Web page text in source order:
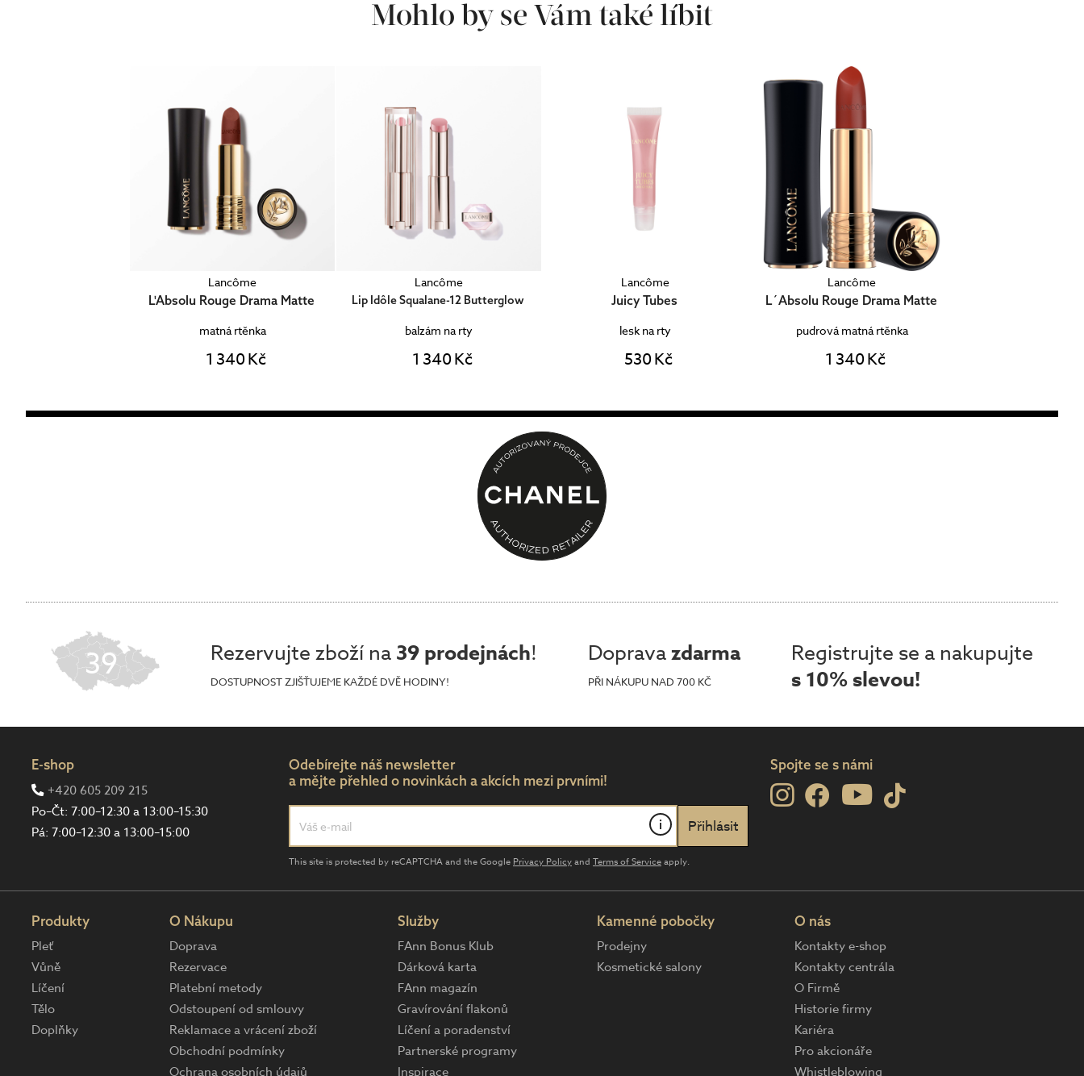
Mohlo by se Vám také líbit
Lancôme
L'Absolu Rouge Drama Matte
matná rtěnka
1 340 Kč
Lancôme
Lip Idôle Squalane-12 Butterglow
balzám na rty
1 340 Kč
Lancôme
Juicy Tubes
lesk na rty
530 Kč
Lancôme
L´Absolu Rouge Drama Matte
pudrová matná rtěnka
1 340 Kč
39 Rezervujte zboží na 39 prodejnách!
DOSTUPNOST ZJIŠŤUJEME KAŽDÉ DVĚ HODINY!
Dopravazdarma
PŘI NÁKUPU NAD 700 KČ
Registrujte se a nakupujte
s 10% slevou!
E-shop
+420 605 209 215
Po–Čt: 7:00–12:30 a 13:00–15:30
Pá: 7:00–12:30 a 13:00–15:00
Odebírejte náš newsletter
a mějte přehled o novinkách a akcích mezi prvními!
i
This site is protected by reCAPTCHA and the Google Privacy Policyand Terms of Serviceapply.
Spojte se s námi
Produkty
Pleť
Vůně
Líčení
Tělo
Doplňky
O Nákupu
Doprava
Rezervace
Platební metody
Odstoupení od smlouvy
Reklamace a vrácení zboží
Obchodní podmínky
Ochrana osobních údajů
Služby
FAnn Bonus Klub
Dárková karta
FAnn magazín
Gravírování flakonů
Líčení a poradenství
Partnerské programy
Inspirace
Kamenné pobočky
Prodejny
Kosmetické salony
O nás
Kontakty e-shop
Kontakty centrála
O Firmě
Historie firmy
Kariéra
Pro akcionáře
Whistleblowing